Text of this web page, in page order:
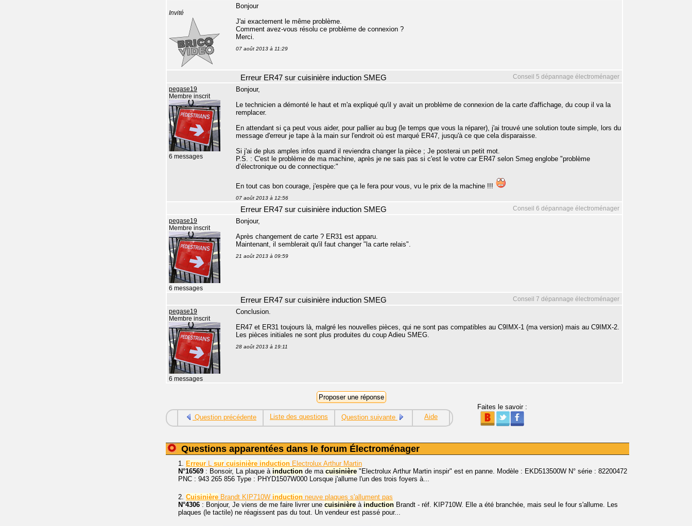
Invité
Bonjour
J'ai exactement le même problème.
Comment avez-vous résolu ce problème de connexion ?
Merci.
07 août 2013 à 11:29
Conseil 5 dépannage électroménager
Erreur ER47 sur cuisinière induction SMEG
pegase19
Membre inscrit
6 messages
Bonjour,
Le technicien a démonté le haut et m'a expliqué qu'il y avait un problème de connexion de la carte d'affichage, du coup il va la
remplacer.
En attendant si ça peut vous aider, pour pallier au bug (le temps que vous la réparer), j'ai trouvé une solution toute simple, lors du
message d'erreur je tape à la main sur l'endroit où est marqué ER47, jusqu'à ce que cela disparaisse.
Si j'ai de plus amples infos quand il reviendra changer la pièce ; Je posterai un petit mot.
P.S. : C'est le problème de ma machine, après je ne sais pas si c'est le votre car ER47 selon Smeg englobe "problème
d’électronique ou de connectique:"
En tout cas bon courage, j'espère que ça le fera pour vous, vu le prix de la machine !!!
07 août 2013 à 12:56
Conseil 6 dépannage électroménager
Erreur ER47 sur cuisinière induction SMEG
pegase19
Membre inscrit
6 messages
Bonjour,
Après changement de carte ? ER31 est apparu.
Maintenant, il semblerait qu'il faut changer "la carte relais".
21 août 2013 à 09:59
Conseil 7 dépannage électroménager
Erreur ER47 sur cuisinière induction SMEG
pegase19
Membre inscrit
6 messages
Conclusion.
ER47 et ER31 toujours là, malgré les nouvelles pièces, qui ne sont pas compatibles au C9IMX-1 (ma version) mais au C9IMX-2.
Les pièces initiales ne sont plus produites du coup Adieu SMEG.
28 août 2013 à 19:11
Question précédente Liste des questions Question suivante Aide
Faites le savoir :
Questions apparentées dans le forum Électroménager
1. Erreur L sur cuisinière induction Electrolux Arthur Martin
N°16569 : Bonsoir, La plaque à induction de ma cuisinière "Electrolux Arthur Martin inspir" est en panne. Modèle : EKD513500W N° série : 82200472
PNC : 943 265 856 Type : PHYD1507W000 Lorsque j'allume l'un des trois foyers à...
2. Cuisinière Brandt KIP710W induction neuve plaques s'allument pas
N°4306 : Bonjour, Je viens de me faire livrer une cuisinière à induction Brandt - réf. KIP710W. Elle a été branchée, mais seul le four s'allume. Les
plaques (le tactile) ne réagissent pas du tout. Un vendeur est passé pour...